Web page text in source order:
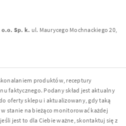
o.o. Sp. k. ul. Maurycego Mochnackiego 20,
produktów, receptury
faktycznego. Podany skład jest aktualny
oferty sklepu i aktualizowany, gdy taką
stanie na bieżąco monitorować każdej
jest to dla Ciebie ważne, skontaktuj się z